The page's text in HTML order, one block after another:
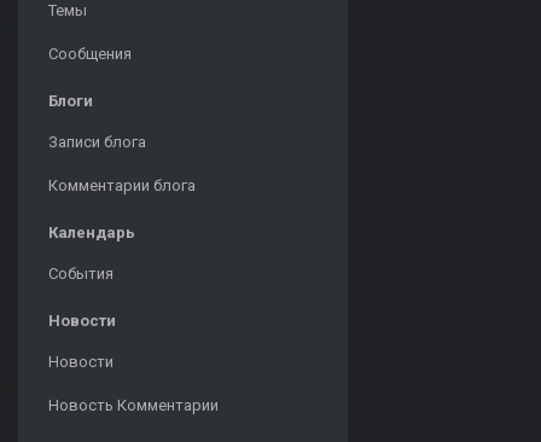
Темы
Сообщения
Блоги
Записи блога
Комментарии блога
Календарь
События
Новости
Новости
Новость Комментарии